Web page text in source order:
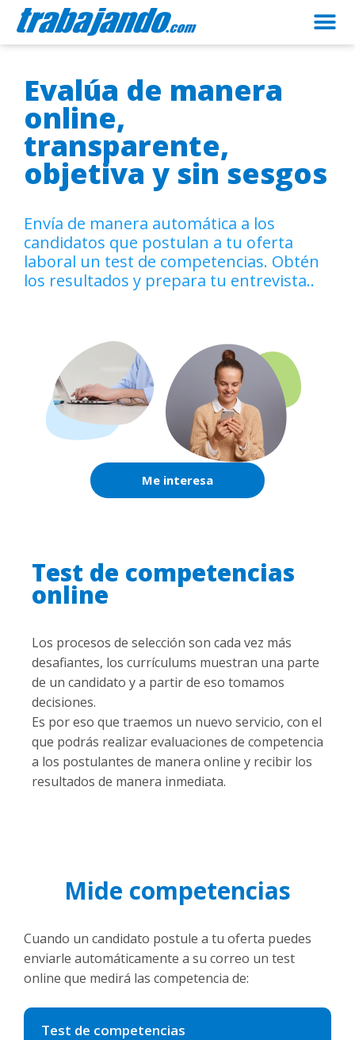
Evalúa de manera
online,
transparente,
objetiva y sin sesgos
Envía de manera automática a los
candidatos que postulan a tu oferta
laboral un test de competencias. Obtén
los resultados y prepara tu entrevista..
Me interesa
Test de competencias
online
Los procesos de selección son cada vez más
desafiantes, los currículums muestran una parte
de un candidato y a partir de eso tomamos
decisiones.
Es por eso que traemos un nuevo servicio, con el
que podrás realizar evaluaciones de competencia
a los postulantes de manera online y recibir los
resultados de manera inmediata.
Mide competencias
Cuando un candidato postule a tu oferta puedes
enviarle automáticamente a su correo un test
online que medirá las competencia de:
Test de competencias